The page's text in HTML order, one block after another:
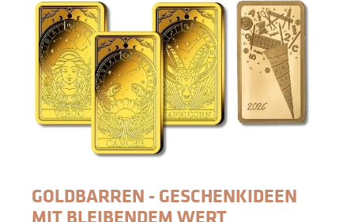
GOLDBARREN - GESCHENKIDEEN
MIT BLEIBENDEM WERT